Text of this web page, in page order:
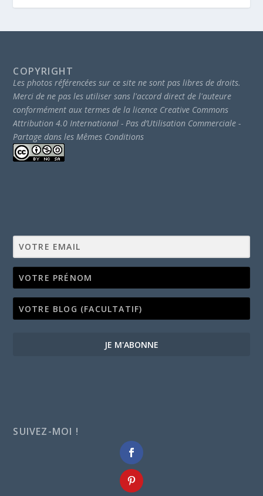
COPYRIGHT
Les photos référencées sur ce site ne sont pas libres de droits.
Merci de ne pas les utiliser sans l'accord direct de l'auteure
conformément aux termes de la licence Creative Commons
Attribution 4.0 International - Pas d’Utilisation Commerciale -
Partage dans les Mêmes Conditions
JE M'ABONNE
SUIVEZ-MOI !